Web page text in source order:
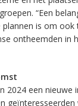
“Een
is om
ontheemden in
2024 een